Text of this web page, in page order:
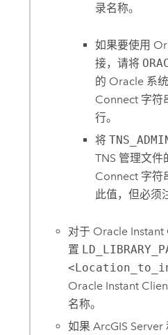
录名称。
如果要使用
接，请将
的 Oracle系
Connect 字符
行。
将
TNS 管理文件
Connect 字符
此值，但必须
对于 Oracle Instant
置
Oracle Instant
名称。
如果ArcGIS Server